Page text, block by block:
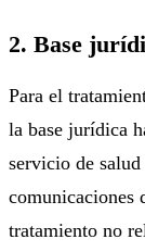
2. Base
Para el
la base jurídica
servicio de
comunicaciones
tratamiento no